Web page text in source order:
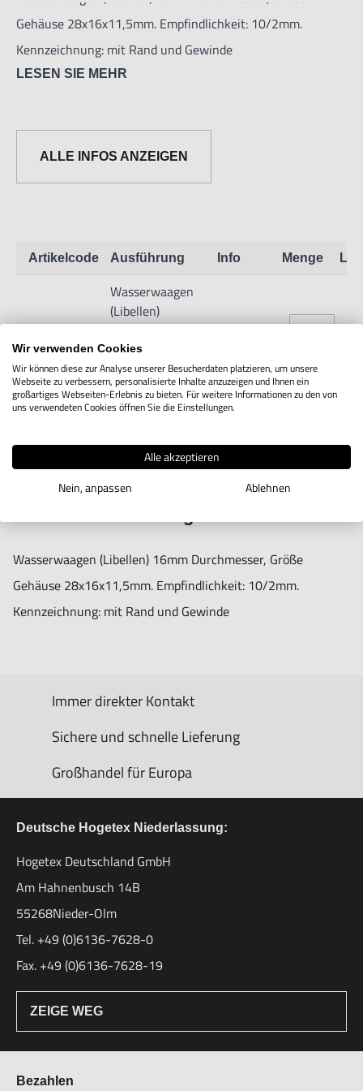
Gehäuse 28x16x11,5mm. Empfindlichkeit: 10/2mm.
Kennzeichnung: mit Rand und Gewinde
LESEN SIE MEHR
ALLE INFOS ANZEIGEN
Artikelcode Ausführung Info Menge
Wasserwaagen
(Libellen)
16mm
Durchmesser,
28x16
IN DEN WARENKORB
Wasserwaagen (Libellen) 16mm Durchmesser, Größe
Gehäuse 28x16x11,5mm. Empfindlichkeit: 10/2mm.
Kennzeichnung: mit Rand und Gewinde
Immer direkter Kontakt
Sichere und schnelle Lieferung
Großhandel für Europa
Deutsche Hogetex Niederlassung:
Hogetex Deutschland GmbH
Am Hahnenbusch 14B
55268Nieder-Olm
Tel. +49 (0)6136-7628-0
Fax. +49 (0)6136-7628-19
ZEIGE WEG
Bezahlen
Wir verwenden Cookies
Wir können diese zur Analyse unserer Besucherdaten platzieren, um unsere
Webseite zu verbessern, personalisierte Inhalte anzuzeigen und Ihnen ein
großartiges Webseiten-Erlebnis zu bieten. Für weitere Informationen zu den von
uns verwendeten Cookies öffnen Sie die Einstellungen.
Alle akzeptieren
Nein, anpassen
Ablehnen